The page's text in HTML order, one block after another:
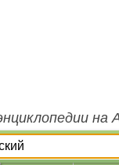
на